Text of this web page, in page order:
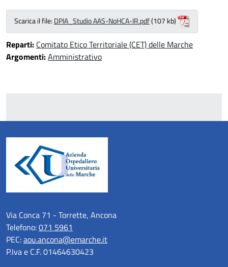
Scarica il file: DPIA_Studio AAS-NoHCA-IR.pdf(107 kb)
Reparti: Comitato Etico Territoriale (CET) delle Marche
Argomenti:Amministrativo
Via Conca 71 - Torrette, Ancona
Telefono:071 5961
PEC:aou.ancona@emarche.it
P.Iva e C.F. 01464630423